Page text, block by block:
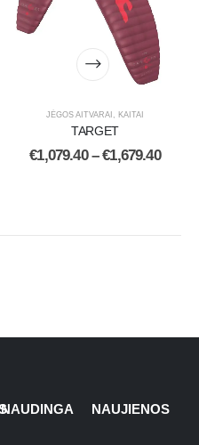
JĖGOS AITVARAI , KAITAI
TARGET
€1,079.40 – €1,679.40
NAUDINGA NAUJIENOS